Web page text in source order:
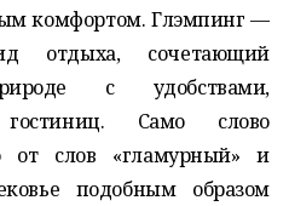
комфортом. Глэмпинг —
отдыха, сочетающий
с удобствами,
Само слово
от слов «гламурный» и
подобным образом